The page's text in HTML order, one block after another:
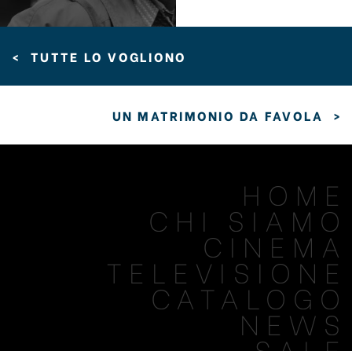
< TUTTE LO VOGLIONO
UN MATRIMONIO DA FAVOLA >
HOME
CHI SIAMO
CINEMA
TELEVISIONE
CATALOGO
NEWS